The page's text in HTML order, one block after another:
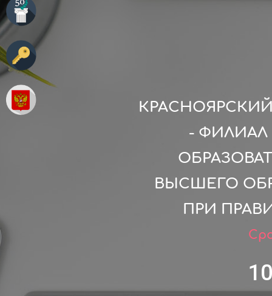
-
ВЫСШЕГО
ПРИ